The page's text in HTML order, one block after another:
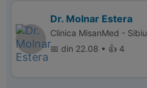
Dr. Molnar Estera
Clinica MisanMed - Sibiu
📅 din 22.08 • 👍 4